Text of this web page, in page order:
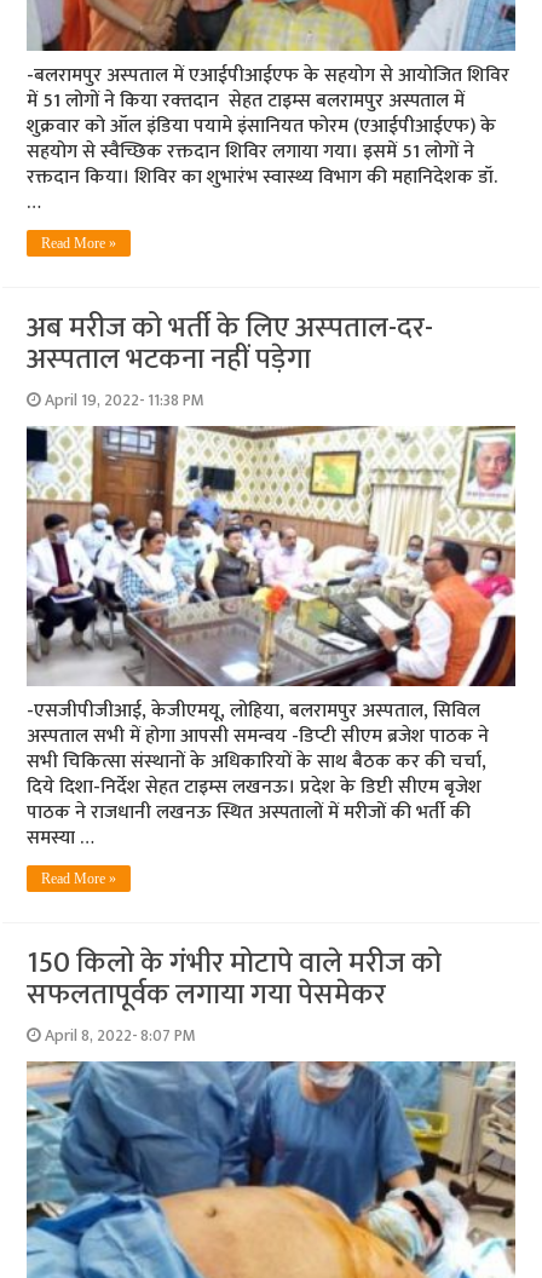
-बलरामपुर अस्‍पताल में एआईपीआईएफ के सहयोग से आयोजित शिविर
में 51 लोगों ने किया रक्‍तदान सेहत टाइम्‍स बलरामपुर अस्पताल में
शुक्रवार को ऑल इंडिया पयामे इंसानियत फोरम (एआईपीआईएफ) के
सहयोग से स्वैच्छिक रक्तदान शिविर लगाया गया। इसमें 51 लोगों ने
रक्तदान किया। शिविर का शुभारंभ स्वास्थ्य विभाग की महानिदेशक डॉ.
…
Read More »
अब मरीज को भर्ती के लिए अस्‍पताल-दर-
अस्‍पताल भटकना नहीं पड़ेगा
April 19, 2022- 11:38 PM
-एसजीपीजीआई, केजीएमयू, लोहिया, बलरामपुर अस्‍पताल, सिविल
अस्‍पताल सभी में होगा आपसी समन्‍वय -डिप्‍टी सीएम ब्रजेश पाठक ने
सभी चिकित्‍सा संस्‍थानों के अधिकारियों के साथ बैठक कर की चर्चा,
दिये दिशा-निर्देश सेहत टाइम्‍स लखनऊ। प्रदेश के डिप्टी सीएम बृजेश
पाठक ने राजधानी लखनऊ स्थित अस्पतालों में मरीजों की भर्ती की
समस्या …
Read More »
150 किलो के गंभीर मोटापे वाले मरीज को
सफलतापूर्वक लगाया गया पेसमेकर
April 8, 2022- 8:07 PM